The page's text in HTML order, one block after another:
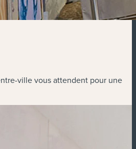
ville vous attendent pour une